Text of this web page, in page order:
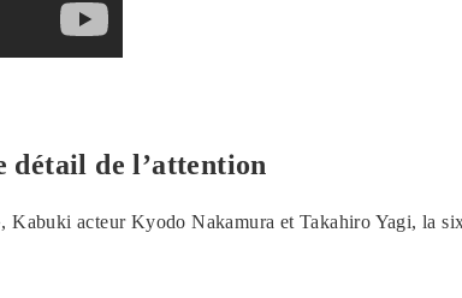
détail de l’attention
acteur Kyodo Nakamura et Takahiro Yagi, la